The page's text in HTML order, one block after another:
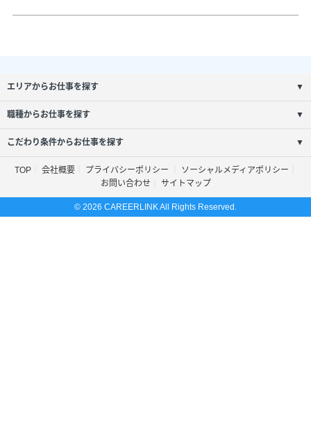
エリアからお仕事を探す ▼
職種からお仕事を探す ▼
こだわり条件からお仕事を探す ▼
TOP 会社概要 プライバシーポリシー
ソーシャルメディアポリシー
お問い合わせ
サイトマップ
© 2026 CAREERLINK All Rights Reserved.